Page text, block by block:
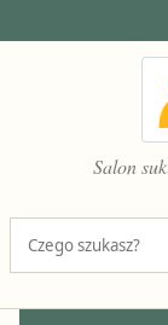
Salon